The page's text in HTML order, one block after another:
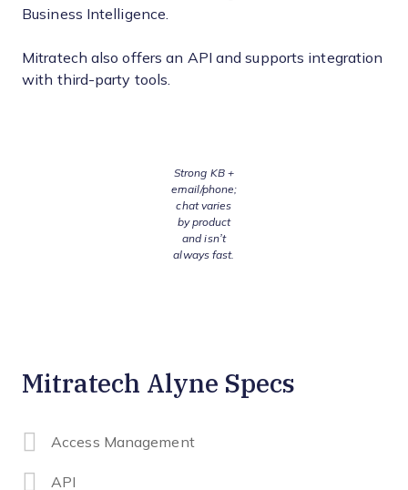
Business Intelligence.
Mitratech also offers an API and supports integration
with third-party tools.
Strong KB +
email/phone;
chat varies
by product
and isn’t
always fast.
Mitratech Alyne Specs
Access Management
API